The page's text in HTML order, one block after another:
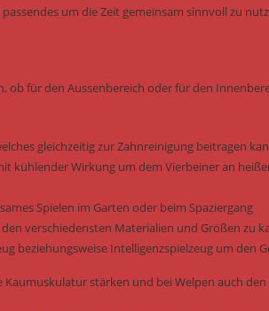
um die Zeit gemeinsam sinnvoll zu
ob für den Aussenbereich oder für den
gleichzeitig zur Zahnreinigung beitragen
kühlender Wirkung um dem Vierbeiner an
Spielen im Garten oder beim Spaziergang
verschiedensten Materialien und Größen zu
beziehungsweise Intelligenzspielzeug um den
stärken und bei Welpen auch